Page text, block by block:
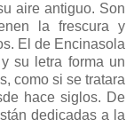
aire antiguo. Son
la frescura y
El de Encinasola
su letra forma un
como si se tratara
hace siglos. De
dedicadas a la